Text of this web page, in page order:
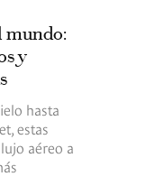
mundo:
y
hasta
estas
aéreo a